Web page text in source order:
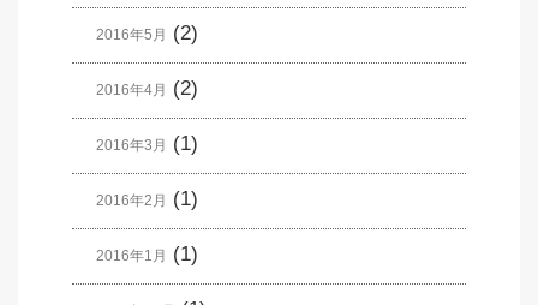
2016年5月 (2)
2016年4月 (2)
2016年3月 (1)
2016年2月 (1)
2016年1月 (1)